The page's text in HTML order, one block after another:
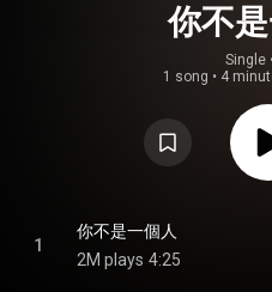
你不
Single •
1 song • 4
1
你不是一個人
2M plays 4:25